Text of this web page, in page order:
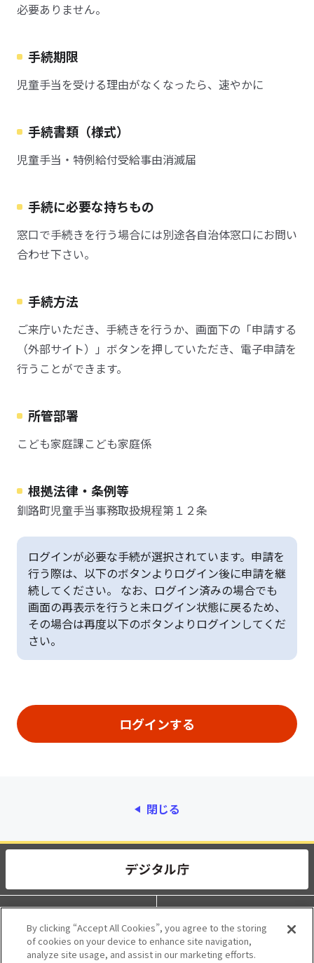
必要ありません。
手続期限
児童手当を受ける理由がなくなったら、速やかに
手続書類（様式）
児童手当・特例給付受給事由消滅届
手続に必要な持ちもの
窓口で手続きを行う場合には別途各自治体窓口にお問い
合わせ下さい。
手続方法
ご来庁いただき、手続きを行うか、画面下の「申請する
（外部サイト）」ボタンを押していただき、電子申請を
行うことができます。
所管部署
こども家庭課こども家庭係
根拠法律・条例等
釧路町児童手当事務取扱規程第１２条
ログインが必要な手続が選択されています。申請を
行う際は、以下のボタンよりログイン後に申請を継
続してください。 なお、ログイン済みの場合でも
画面の再表示を行うと未ログイン状態に戻るため、
その場合は再度以下のボタンよりログインしてくだ
さい。
閉じる
動作環境 個人情報保護
利用規約 アクセシビリティ
By clicking “Accept All Cookies”, you agree to the storing
of cookies on your device to enhance site navigation,
analyze site usage, and assist in our marketing efforts.